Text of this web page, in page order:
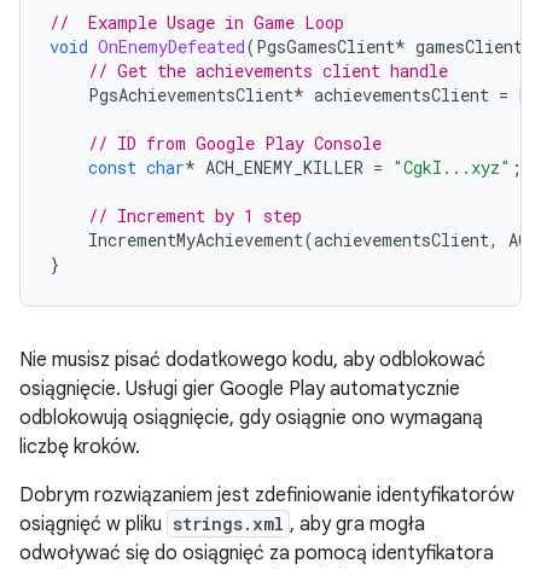
//  Example Usage in Game Loop
void OnEnemyDefeated(PgsGamesClient* gamesClient
// Get the achievements client handle
PgsAchievementsClient* achievementsClient =
// ID from Google Play Console
const char* ACH_ENEMY_KILLER = "CgkI...xyz" ;
// Increment by 1 step
IncrementMyAchievement(achievementsClient,
}
Nie musisz pisać dodatkowego kodu, aby odblokować
osiągnięcie. Usługi gier Google Play automatycznie
odblokowują osiągnięcie, gdy osiągnie ono wymaganą
liczbę kroków.
Dobrym rozwiązaniem jest zdefiniowanie identyfikatorów
osiągnięć w pliku strings.xml , aby gra mogła
odwoływać się do osiągnięć za pomocą identyfikatora